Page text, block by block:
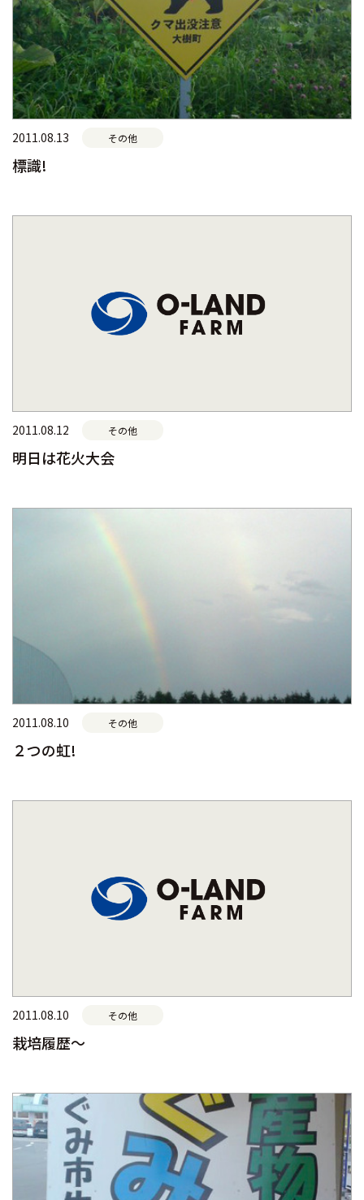
2011.08.13 その他
標識!
2011.08.12 その他
明日は花火大会
2011.08.10 その他
２つの虹!
2011.08.10 その他
栽培履歴～